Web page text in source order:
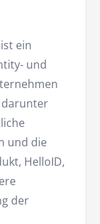
ein
und
darunter
und die
HelloID,
der